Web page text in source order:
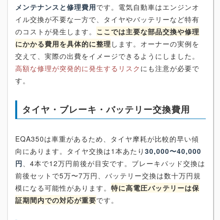
メンテナンスと修理費用です。電気自動車はエンジンオ
イル交換が不要な一方で、タイヤやバッテリーなど特有
のコストが発生します。 ここでは主要な部品交換や修理
にかかる費用を具体的に整理 します。オーナーの実例を
交えて、実際の出費をイメージできるようにしました。
高額な修理が突発的に発生するリスク にも注意が必要で
す。
タイヤ・ブレーキ・バッテリー交換費用
EQA350は車重があるため、タイヤ摩耗が比較的早い傾
向にあります。タイヤ交換は1本あたり 30,000〜40,000
円 、4本で12万円前後が目安です。ブレーキパッド交換は
前後セットで5万〜7万円、バッテリー交換は数十万円規
模になる可能性があります。 特に高電圧バッテリーは保
証期間内での対応が重要です。